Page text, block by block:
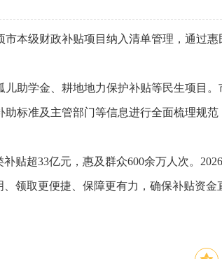
本级财政补贴项目纳入清单管理，通过惠
助学金、耕地地力保护补贴等民生项目。
标准及主管部门等信息进行全面梳理规范
贴超33亿元，惠及群众600余万人次。
领取更便捷、保障更有力，确保补贴资金